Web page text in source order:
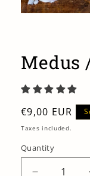
Medus
Regular
price
€9,00 EUR
Taxes included.
Quantity